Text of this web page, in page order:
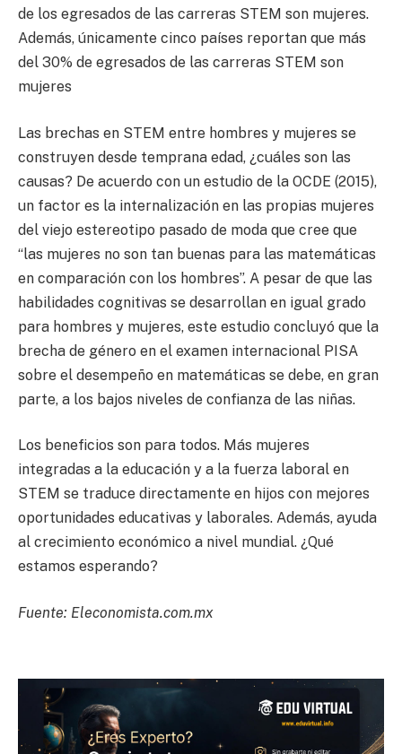
de los egresados de las carreras STEM son mujeres.
Además, únicamente cinco países reportan que más
del 30% de egresados de las carreras STEM son
mujeres
Las brechas en STEM entre hombres y mujeres se
construyen desde temprana edad, ¿cuáles son las
causas? De acuerdo con un estudio de la OCDE (2015),
un factor es la internalización en las propias mujeres
del viejo estereotipo pasado de moda que cree que
“las mujeres no son tan buenas para las matemáticas
en comparación con los hombres”. A pesar de que las
habilidades cognitivas se desarrollan en igual grado
para hombres y mujeres, este estudio concluyó que la
brecha de género en el examen internacional PISA
sobre el desempeño en matemáticas se debe, en gran
parte, a los bajos niveles de confianza de las niñas.
Los beneficios son para todos. Más mujeres
integradas a la educación y a la fuerza laboral en
STEM se traduce directamente en hijos con mejores
oportunidades educativas y laborales. Además, ayuda
al crecimiento económico a nivel mundial. ¿Qué
estamos esperando?
Fuente: Eleconomista.com.mx